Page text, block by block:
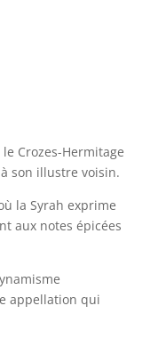
Crozes-Hermitage
son illustre voisin.
la Syrah exprime
aux notes épicées
appellation qui